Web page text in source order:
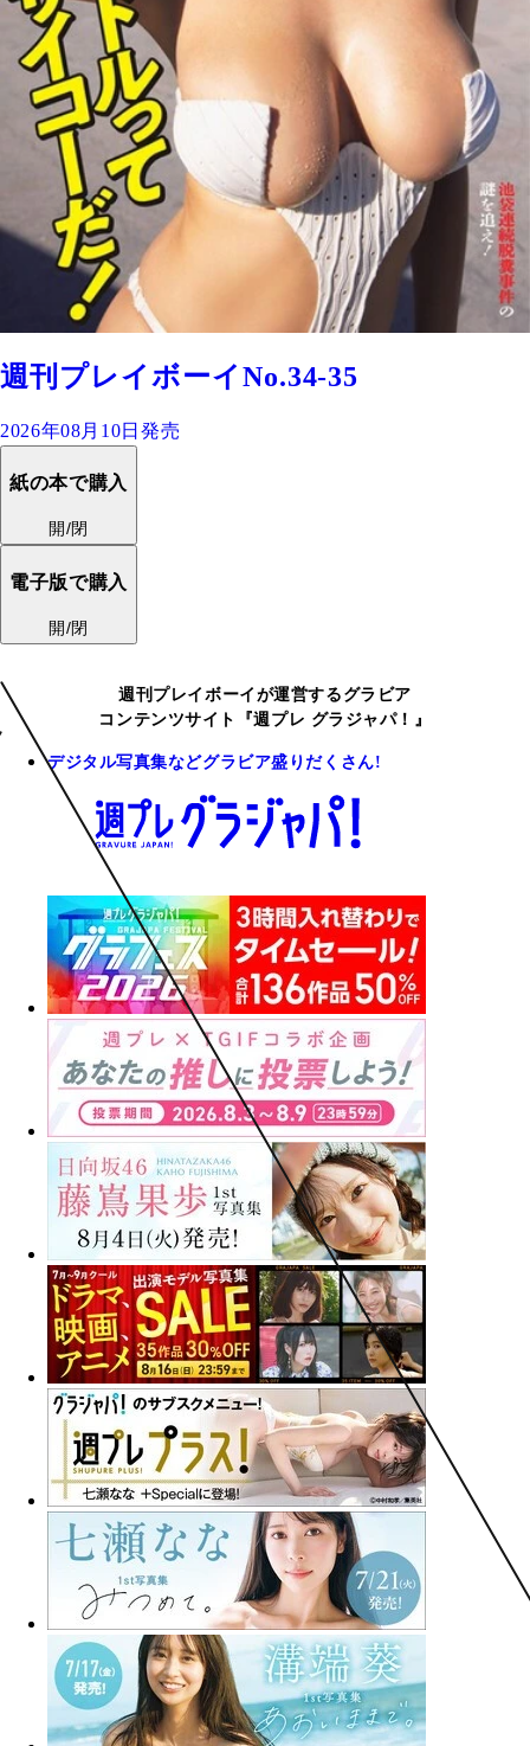
週刊プレイボーイNo.34-35
2026年08月10日発売
紙の本で購入
開/閉
電子版で購入
開/閉
週刊プレイボーイが運営するグラビア
コンテンツサイト『週プレ グラジャパ！』
デジタル写真集などグラビア盛りだくさん!